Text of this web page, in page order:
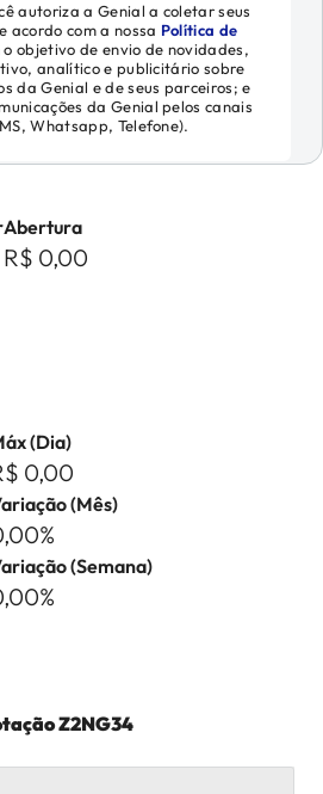
autoriza a Genial a coletar seus
acordo com a nossa Política de
o objetivo de envio de novidades,
analítico e publicitário sobre
da Genial e de seus parceiros; e
da Genial pelos canais
Whatsapp, Telefone).
Abertura
R$ 0,00
(Dia)
0,00
(Mês)
(Semana)
Z2NG34